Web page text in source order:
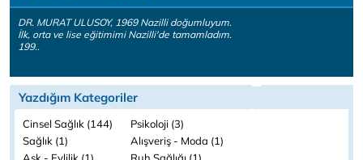
DR. MURAT ULUSOY, 1969 Nazilli doğumluyum.
İlk, orta ve lise eğitimimi Nazilli'de tamamladım.
199..
Yazdığım Kategoriler
Cinsel Sağlık (144)
Psikoloji (3)
Sağlık (1)
Alışveriş - Moda (1)